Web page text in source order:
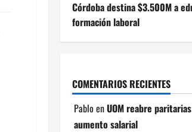
Córdoba destina $3.500M a
formación laboral
COMENTARIOS RECIENTES
Pablo enUOM reabre
aumento salarial